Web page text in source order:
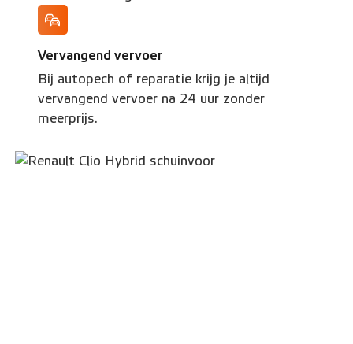
Vervangend vervoer
Bij autopech of reparatie krijg je altijd
vervangend vervoer na 24 uur zonder
meerprijs.